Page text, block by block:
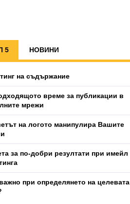
5 НОВИНИ
на съдържание
време за публикации в
мрежи
на логото манипулира Вашите
за по-добри резултати при имейл
при определянето на целевата